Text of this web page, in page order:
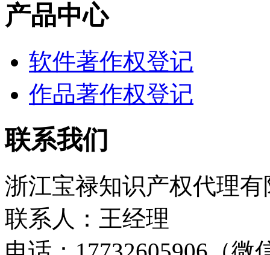
产品中心
软件著作权登记
作品著作权登记
联系我们
浙江宝禄知识产权代理有
联系人：王经理